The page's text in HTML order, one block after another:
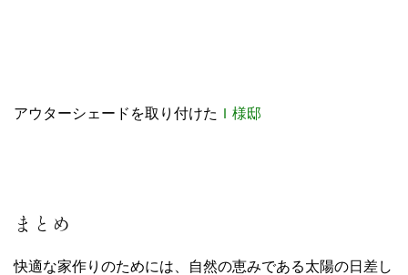
アウターシェードを取り付けた Ｉ様邸
まとめ
快適な家作りのためには、自然の恵みである太陽の日差し